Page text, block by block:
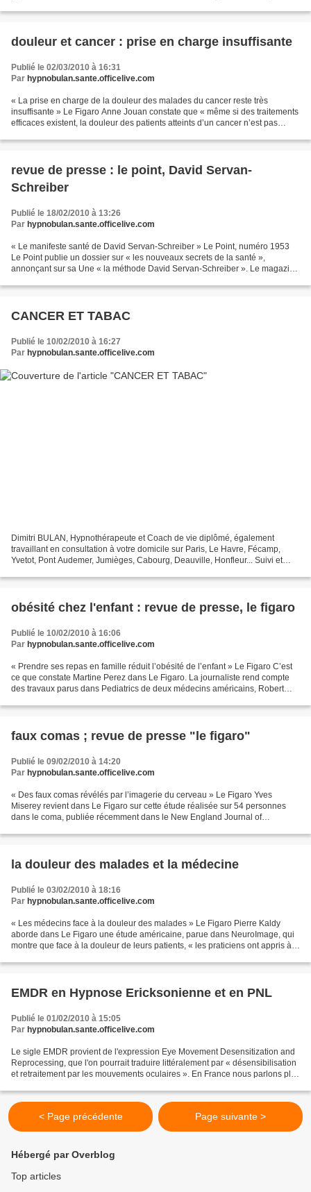
douleur et cancer : prise en charge insuffisante
Publié le 02/03/2010 à 16:31
Par hypnobulan.sante.officelive.com
« La prise en charge de la douleur des malades du cancer reste très
insuffisante » Le Figaro Anne Jouan constate que « même si des traitements
efficaces existent, la douleur des patients atteints d’un cancer n’est pas
revue de presse : le point, David Servan-
Schreiber
Publié le 18/02/2010 à 13:26
Par hypnobulan.sante.officelive.com
« Le manifeste santé de David Servan-Schreiber » Le Point, numéro 1953
Le Point publie un dossier sur « les nouveaux secrets de la santé »,
annonçant sur sa Une « la méthode David Servan-Schreiber ». Le magazine
CANCER ET TABAC
Publié le 10/02/2010 à 16:27
Par hypnobulan.sante.officelive.com
Dimitri BULAN, Hypnothérapeute et Coach de vie diplômé, également
travaillant en consultation à votre domicile sur Paris, Le Havre, Fécamp,
Yvetot, Pont Audemer, Jumièges, Cabourg, Deauville, Honfleur... Suivi et
obésité chez l'enfant : revue de presse, le figaro
Publié le 10/02/2010 à 16:06
Par hypnobulan.sante.officelive.com
« Prendre ses repas en famille réduit l’obésité de l’enfant » Le Figaro C’est
ce que constate Martine Perez dans Le Figaro. La journaliste rend compte
des travaux parus dans Pediatrics de deux médecins américains, Robert
faux comas ; revue de presse "le figaro"
Publié le 09/02/2010 à 14:20
Par hypnobulan.sante.officelive.com
« Des faux comas révélés par l’imagerie du cerveau » Le Figaro Yves
Miserey revient dans Le Figaro sur cette étude réalisée sur 54 personnes
dans le coma, publiée récemment dans le New England Journal of
la douleur des malades et la médecine
Publié le 03/02/2010 à 18:16
Par hypnobulan.sante.officelive.com
« Les médecins face à la douleur des malades » Le Figaro Pierre Kaldy
aborde dans Le Figaro une étude américaine, parue dans NeuroImage, qui
montre que face à la douleur de leurs patients, « les praticiens ont appris à
EMDR en Hypnose Ericksonienne et en PNL
Publié le 01/02/2010 à 15:05
Par hypnobulan.sante.officelive.com
Le sigle EMDR provient de l'expression Eye Movement Desensitization and
Reprocessing, que l'on pourrait traduire littéralement par « désensibilisation
et retraitement par les mouvements oculaires ». En France nous parlons plus
< Page précédente Page suivante >
Hébergé par Overblog
Top articles